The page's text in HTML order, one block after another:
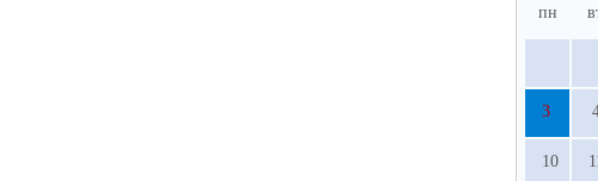
пн
3
10